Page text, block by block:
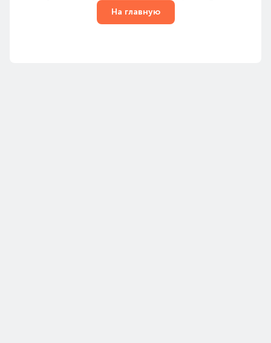
На главную